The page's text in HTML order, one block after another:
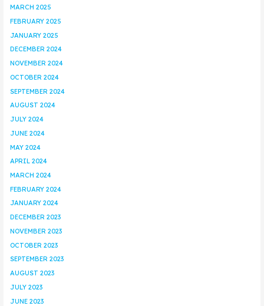
MARCH 2025
FEBRUARY 2025
JANUARY 2025
DECEMBER 2024
NOVEMBER 2024
OCTOBER 2024
SEPTEMBER 2024
AUGUST 2024
JULY 2024
JUNE 2024
MAY 2024
APRIL 2024
MARCH 2024
FEBRUARY 2024
JANUARY 2024
DECEMBER 2023
NOVEMBER 2023
OCTOBER 2023
SEPTEMBER 2023
AUGUST 2023
JULY 2023
JUNE 2023